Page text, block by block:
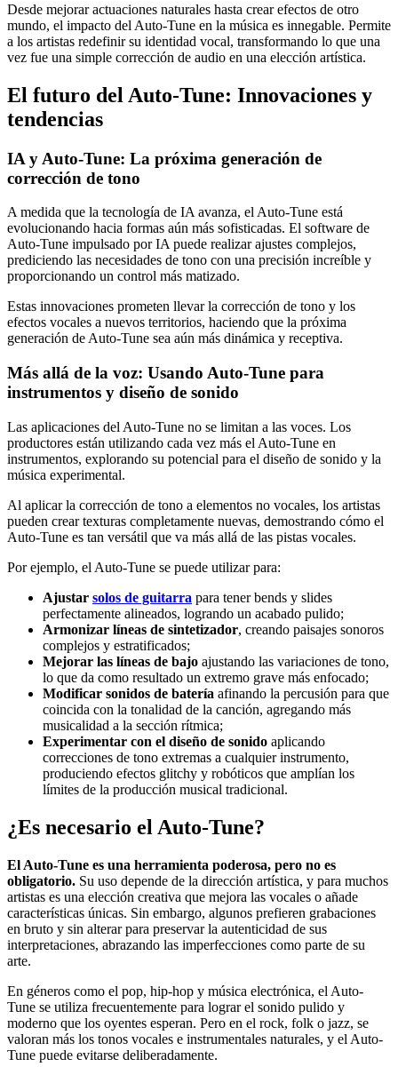
Desde mejorar actuaciones naturales hasta crear efectos de otro
mundo, el impacto del Auto-Tune en la música es innegable. Permite
a los artistas redefinir su identidad vocal, transformando lo que una
vez fue una simple corrección de audio en una elección artística.
El futuro del Auto-Tune: Innovaciones y
tendencias
IA y Auto-Tune: La próxima generación de
corrección de tono
A medida que la tecnología de IA avanza, el Auto-Tune está
evolucionando hacia formas aún más sofisticadas. El software de
Auto-Tune impulsado por IA puede realizar ajustes complejos,
prediciendo las necesidades de tono con una precisión increíble y
proporcionando un control más matizado.
Estas innovaciones prometen llevar la corrección de tono y los
efectos vocales a nuevos territorios, haciendo que la próxima
generación de Auto-Tune sea aún más dinámica y receptiva.
Más allá de la voz: Usando Auto-Tune para
instrumentos y diseño de sonido
Las aplicaciones del Auto-Tune no se limitan a las voces. Los
productores están utilizando cada vez más el Auto-Tune en
instrumentos, explorando su potencial para el diseño de sonido y la
música experimental.
Al aplicar la corrección de tono a elementos no vocales, los artistas
pueden crear texturas completamente nuevas, demostrando cómo el
Auto-Tune es tan versátil que va más allá de las pistas vocales.
Por ejemplo, el Auto-Tune se puede utilizar para:
Ajustar solos de guitarra para tener bends y slides
perfectamente alineados, logrando un acabado pulido;
Armonizar líneas de sintetizador, creando paisajes sonoros
complejos y estratificados;
Mejorar las líneas de bajo ajustando las variaciones de tono,
lo que da como resultado un extremo grave más enfocado;
Modificar sonidos de batería afinando la percusión para que
coincida con la tonalidad de la canción, agregando más
musicalidad a la sección rítmica;
Experimentar con el diseño de sonido aplicando
correcciones de tono extremas a cualquier instrumento,
produciendo efectos glitchy y robóticos que amplían los
límites de la producción musical tradicional.
¿Es necesario el Auto-Tune?
El Auto-Tune es una herramienta poderosa, pero no es
obligatorio. Su uso depende de la dirección artística, y para muchos
artistas es una elección creativa que mejora las vocales o añade
características únicas. Sin embargo, algunos prefieren grabaciones
en bruto y sin alterar para preservar la autenticidad de sus
interpretaciones, abrazando las imperfecciones como parte de su
arte.
En géneros como el pop, hip-hop y música electrónica, el Auto-
Tune se utiliza frecuentemente para lograr el sonido pulido y
moderno que los oyentes esperan. Pero en el rock, folk o jazz, se
valoran más los tonos vocales e instrumentales naturales, y el Auto-
Tune puede evitarse deliberadamente.